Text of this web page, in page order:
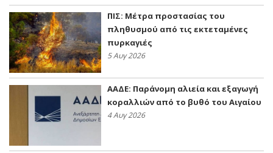
ΠΙΣ: Μέτρα προστασίας του
πληθυσμού από τις εκτεταμένες
πυρκαγιές
5 Αυγ 2026
ΑΑΔΕ: Παράνομη αλιεία και εξαγωγή
κοραλλιών από το βυθό του Αιγαίου
4 Αυγ 2026